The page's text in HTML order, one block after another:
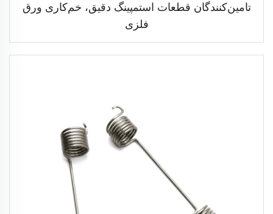
تامین‌کنندگان قطعات استمپینگ دقیق، خم‌کاری ورق
فلزی